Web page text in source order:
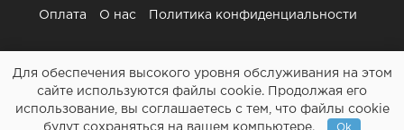
Оплата О нас Политика конфиденциальности
Картриджи и все для ремонта принтеров - Расходочка.рф
Для обеспечения высокого уровня обслуживания на этом
сайте используются файлы cookie. Продолжая его
использование, вы соглашаетесь с тем, что файлы cookie
будут сохраняться на вашем компьютере.
Ok